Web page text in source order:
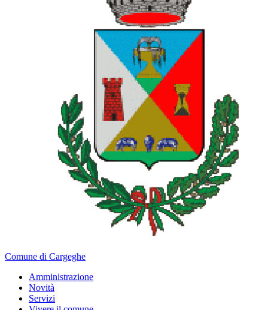
Comune di Cargeghe
Amministrazione
Novità
Servizi